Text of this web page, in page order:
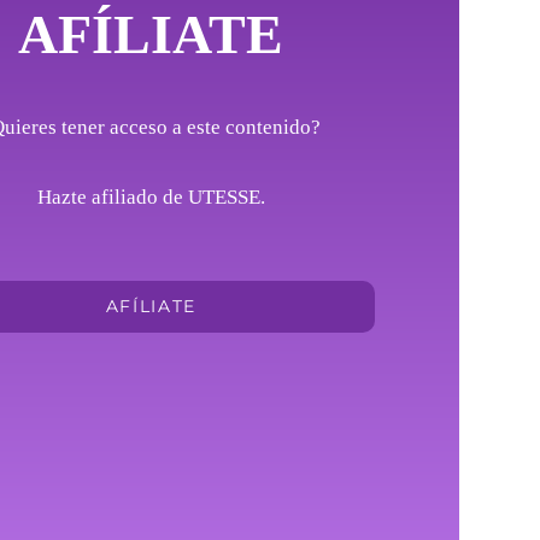
AFÍLIATE
tener acceso a este contenido?
Hazte afiliado de UTESSE.
AFÍLIATE